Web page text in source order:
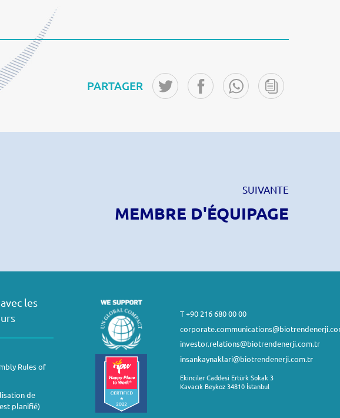
PARTAGER
SUIVANTE
MEMBRE D'ÉQUIPAGE
les
Rules of
de
planifié)
T +90 216 680 00 00
investor.relations@biotrendenerji.com.tr
insankaynaklari@biotrendenerji.com.tr
Ekinciler Caddesi Ertürk Sokak 3
Kavacık Beykoz 34810 İstanbul